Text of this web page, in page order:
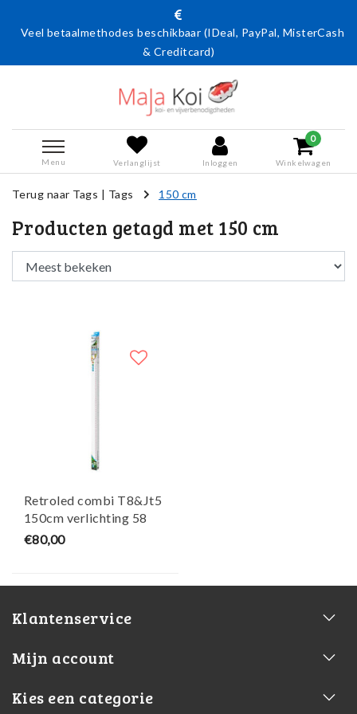
Veel betaalmethodes beschikbaar (IDeal, PayPal, MisterCash
& Creditcard)
Menu Verlanglijst Inloggen
0
Winkelwagen
Terug naar Tags | Tags 150 cm
Producten getagd met 150 cm
Retroled combi T8&Jt5
150cm verlichting 58
watt - SuperFish
€80,00
Klantenservice
Mijn account
Kies een categorie